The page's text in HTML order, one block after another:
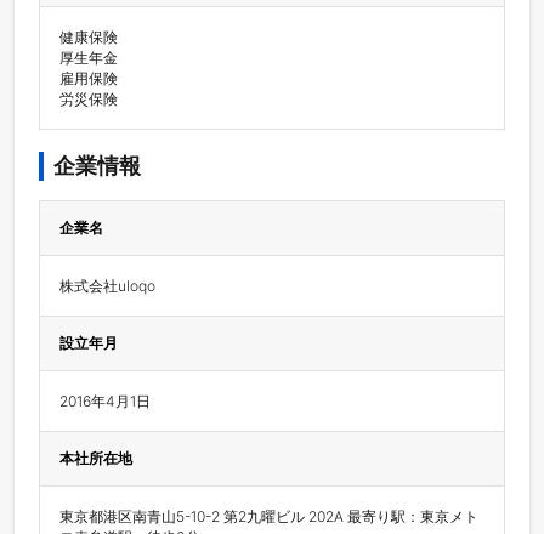
健康保険
厚生年金
雇用保険
労災保険
企業情報
企業名
株式会社uloqo
設立年月
2016年4月1日
本社所在地
東京都港区南青山5-10-2 第2九曜ビル 202A 最寄り駅：東京メト